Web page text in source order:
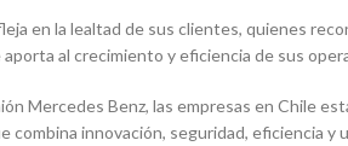
en la lealtad de sus clientes, quienes
al crecimiento y eficiencia de sus
Mercedes Benz, las empresas en Chile
combina innovación, seguridad, eficiencia